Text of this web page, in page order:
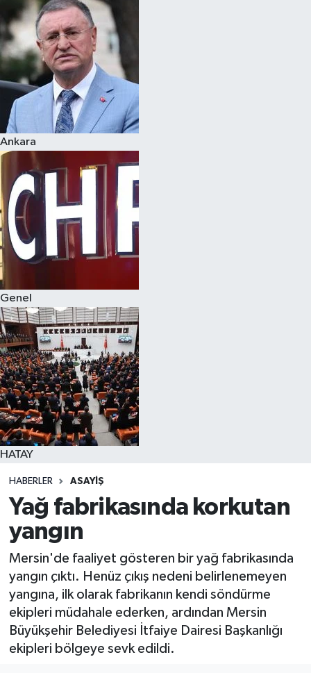
Ankara
Genel
HATAY
HABERLER ASAYIŞ
Yağ fabrikasında korkutan
yangın
Mersin'de faaliyet gösteren bir yağ fabrikasında
yangın çıktı. Henüz çıkış nedeni belirlenemeyen
yangına, ilk olarak fabrikanın kendi söndürme
ekipleri müdahale ederken, ardından Mersin
Büyükşehir Belediyesi İtfaiye Dairesi Başkanlığı
ekipleri bölgeye sevk edildi.
Spor
Teknoloji
Yaşam